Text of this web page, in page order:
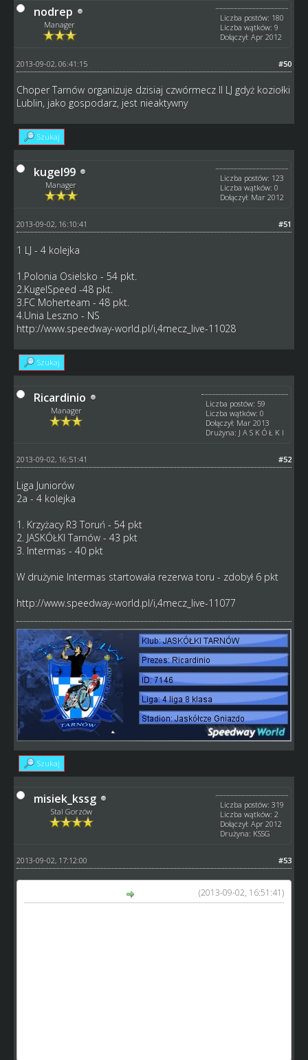
nodrep
Manager
Liczba postów: 180
Liczba wątków: 9
Dołączył: Apr 2012
#50
2013-09-02, 06:41:15
Choper Tarnów organizuje dzisiaj czwórmecz II LJ gdyż koziołki
Lublin, jako gospodarz, jest nieaktywny
Szukaj
kugel99
Manager
Liczba postów: 123
Liczba wątków: 0
Dołączył: Mar 2012
#51
2013-09-02, 16:10:41
1 LJ - 4 kolejka
1.Polonia Osielsko - 54 pkt.
2.KugelSpeed -48 pkt.
3.FC Moherteam - 48 pkt.
4.Unia Leszno - NS
http://www.speedway-world.pl/i,4mecz_live-11028
Szukaj
Ricardinio
Manager
Liczba postów: 59
Liczba wątków: 0
Dołączył: Mar 2013
Drużyna: J A S K Ó Ł K I
#52
2013-09-02, 16:51:41
Liga Juniorów
2a - 4 kolejka
1. Krzyżacy R3 Toruń - 54 pkt
2. JASKÓŁKI Tarnów - 43 pkt
3. Intermas - 40 pkt
W drużynie Intermas startowała rezerwa toru - zdobył 6 pkt
http://www.speedway-world.pl/i,4mecz_live-11077
Szukaj
misiek_kssg
Stal Gorzów
Liczba postów: 319
Liczba wątków: 2
Dołączył: Apr 2012
Drużyna: KSSG
#53
2013-09-02, 17:12:00
(2013-09-02, 16:51:41)